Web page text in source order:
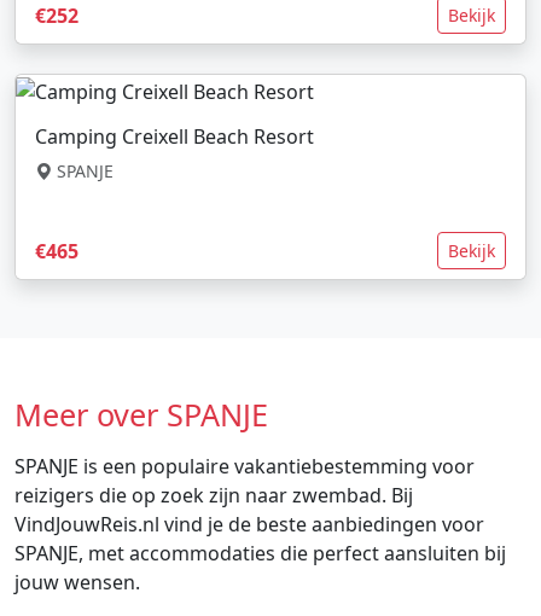
€252 Bekijk
Camping Creixell Beach Resort
SPANJE
€465 Bekijk
Meer over SPANJE
SPANJE is een populaire vakantiebestemming voor
reizigers die op zoek zijn naar zwembad. Bij
VindJouwReis.nl vind je de beste aanbiedingen voor
SPANJE, met accommodaties die perfect aansluiten bij
jouw wensen.